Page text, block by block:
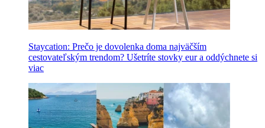
Staycation: Prečo je dovolenka doma najväčším
cestovateľským trendom? Ušetríte stovky eur a oddýchnete si
viac